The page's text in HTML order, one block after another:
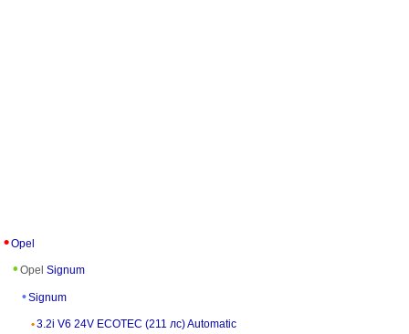
Opel
Opel Signum
Signum
3.2i V6 24V ECOTEC (211 лс) Automatic